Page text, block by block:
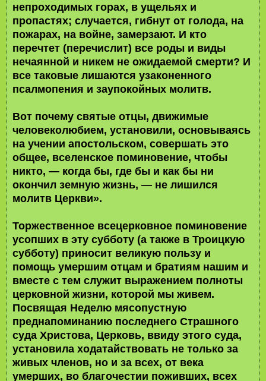
непроходимых горах, в ущельях и
пропастях; случается, гибнут от голода, на
пожарах, на войне, замерзают. И кто
перечтет (перечислит) все роды и виды
нечаянной и никем не ожидаемой смерти? И
все таковые лишаются узаконенного
псалмопения и заупокойных молитв.
Вот почему святые отцы, движимые
человеколюбием, установили, основываясь
на учении апостольском, совершать это
общее, вселенское поминовение, чтобы
никто, — когда бы, где бы и как бы ни
окончил земную жизнь, — не лишился
молитв Церкви».
Торжественное всецерковное поминовение
усопших в эту субботу (а также в Троицкую
субботу) приносит великую пользу и
помощь умершим отцам и братиям нашим и
вместе с тем служит выражением полноты
церковной жизни, которой мы живем.
Посвящая Неделю мясопустную
преднапоминанию последнего Страшного
суда Христова, Церковь, ввиду этого суда,
установила ходатайствовать не только за
живых членов, но и за всех, от века
умерших, во благочестии поживших, всех